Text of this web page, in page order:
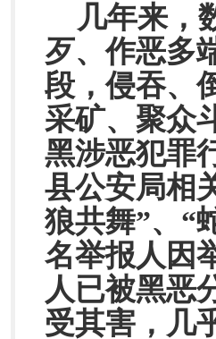
几年来，
歹、作恶多
段，侵吞、
采矿、聚众
黑涉恶犯罪
县公安局相
狼共舞”、“
名举报人因
人已被黑恶
受其害，几